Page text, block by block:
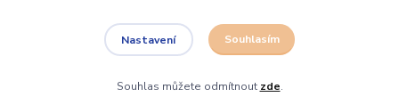
Vytvořeno na
Eshop-rychle.cz
Nastavení Souhlasím
Souhlas můžete odmítnout zde.